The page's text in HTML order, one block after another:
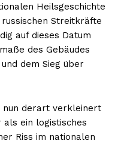
Heilsgeschichte
Streitkräfte
auf dieses Datum
des Gebäudes
dem Sieg über
nun derart verkleinert
ein logistisches
Riss im nationalen